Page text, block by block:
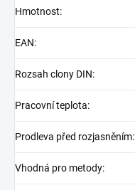
Hmotnost:
EAN:
Rozsah clony DIN:
Pracovní teplota:
Prodleva před rozjasněním:
Vhodná pro metody: